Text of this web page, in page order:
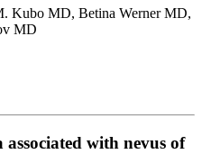
Kubo MD, Betina Werner MD,
MD
with nevus of